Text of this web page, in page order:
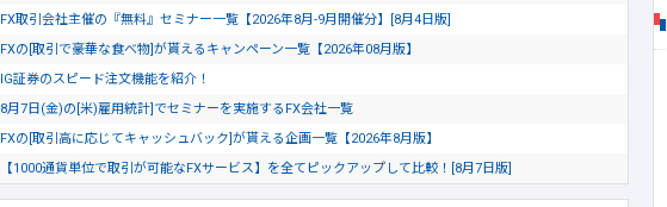
FX取引会社主催の『無料』セミナー一覧【2026年8月-9月開催分】[8月4日版]
FXの[取引で豪華な食べ物]が貰えるキャンペーン一覧【2026年08月版】
IG証券のスピード注文機能を紹介！
8月7日(金)の[米)雇用統計]でセミナーを実施するFX会社一覧
FXの[取引高に応じてキャッシュバック]が貰える企画一覧【2026年8月版】
【1000通貨単位で取引が可能なFXサービス】を全てピックアップして比較！[8月7日版]